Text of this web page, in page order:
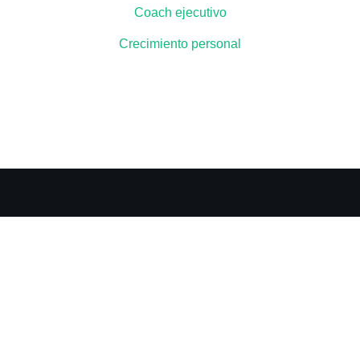
Coach ejecutivo
Crecimiento personal